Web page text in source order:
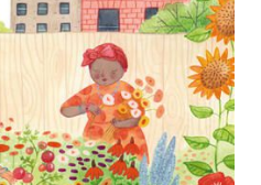
16.02.2023
28 Seiten